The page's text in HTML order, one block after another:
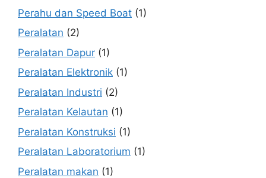
Perahu dan Speed Boat (1)
Peralatan (2)
Peralatan Dapur (1)
Peralatan Elektronik (1)
Peralatan Industri (2)
Peralatan Kelautan (1)
Peralatan Konstruksi (1)
Peralatan Laboratorium (1)
Peralatan makan (1)